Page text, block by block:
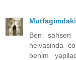
Ben
helvasinda
benim